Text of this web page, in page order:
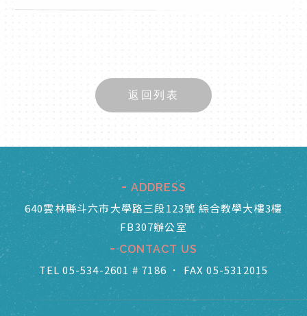
返回列表
ADDRESS
640雲林縣斗六市大學路三段123號 綜合教學大樓3樓
FB307辦公室
CONTACT US
TEL 05-534-2601 # 7186 ． FAX 05-5312015